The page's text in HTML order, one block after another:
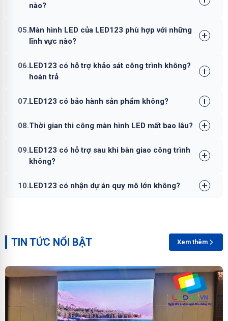
nào?
05.Màn hình LED của LED123 phù hợp với những
lĩnh vực nào?
06.LED123 có hỗ trợ khảo sát công trình không?
hoàn trả
07.LED123 có bảo hành sản phẩm không?
08.Thời gian thi công màn hình LED mất bao lâu?
09.LED123 có hỗ trợ sau khi bàn giao công trình
không?
10.LED123 có nhận dự án quy mô lớn không?
TIN TỨC NỔI BẬT Xem thêm